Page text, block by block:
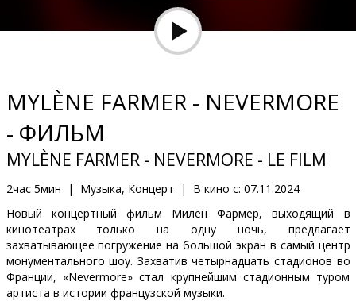
Клуб
MYLÈNE FARMER - NEVERMORE
- ФИЛЬМ
MYLÈNE FARMER - NEVERMORE - LE FILM
2час 5мин | Музыка, Концерт | В кино с: 07.11.2024
Новый концертный фильм Милен Фармер, выходящий в
кинотеатрах только на одну ночь, предлагает
захватывающее погружение на большой экран в самый центр
монументального шоу. Захватив четырнадцать стадионов во
Франции, «Nevermore» стал крупнейшим стадионным туром
артиста в истории французской музыки.